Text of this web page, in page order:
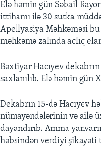
Elə həmin gün Səbail
ittihamı ilə 30 sutka
Apellyasiya Məhkəməsi bu
məhkəmə zalında aclıq
Bəxtiyar Hacıyev
saxlanılıb. Elə həmin gün
Dekabrın 15-də Hacıyev
nümayəndələrinin və ailə
dayandırıb. Amma
həbsindən verdiyi şikayəti